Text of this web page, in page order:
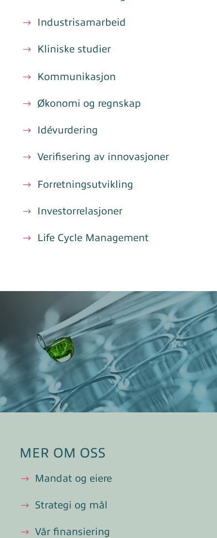
Industrisamarbeid
Kliniske studier
Kommunikasjon
Økonomi og regnskap
Idévurdering
Verifisering av innovasjoner
Forretningsutvikling
Investorrelasjoner
Life Cycle Management
MER OM OSS
Mandat og eiere
Strategi og mål
Vår finansiering